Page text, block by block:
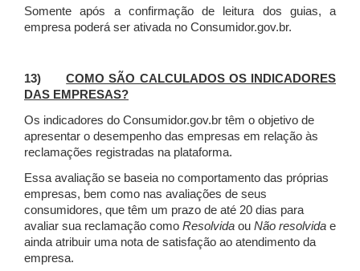
Somente após a confirmação de leitura dos guias, a
empresa poderá ser ativada no Consumidor.gov.br.
13)COMO SÃO CALCULADOS OS INDICADORES
DAS EMPRESAS?
Os indicadores do Consumidor.gov.br têm o objetivo de
apresentar o desempenho das empresas em relação às
reclamações registradas na plataforma.
Essa avaliação se baseia no comportamento das próprias
empresas, bem como nas avaliações de seus
consumidores, que têm um prazo de até 20 dias para
avaliar sua reclamação como Resolvida ou Não resolvida e
ainda atribuir uma nota de satisfação ao atendimento da
empresa.